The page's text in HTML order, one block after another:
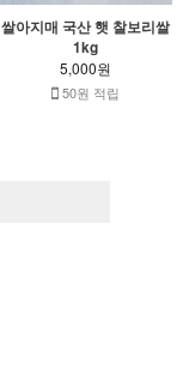
쌀아지매 국산 햇 찰보리쌀
1kg
5,000원
50원 적립